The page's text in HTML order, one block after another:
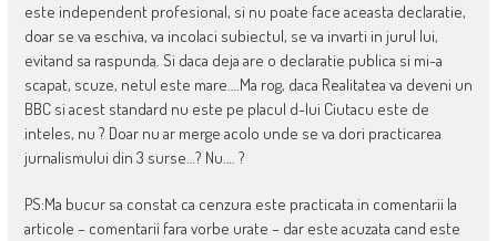
este independent profesional, si nu poate face aceasta declaratie,
doar se va eschiva, va incolaci subiectul, se va invarti in jurul lui,
evitand sa raspunda. Si daca deja are o declaratie publica si mi-a
scapat, scuze, netul este mare….Ma rog, daca Realitatea va deveni un
BBC si acest standard nu este pe placul d-lui Ciutacu este de
inteles, nu ? Doar nu ar merge acolo unde se va dori practicarea
jurnalismului din 3 surse…? Nu…. ?
PS:Ma bucur sa constat ca cenzura este practicata in comentarii la
articole – comentarii fara vorbe urate – dar este acuzata cand este